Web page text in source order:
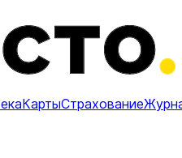
КартыСтрахование